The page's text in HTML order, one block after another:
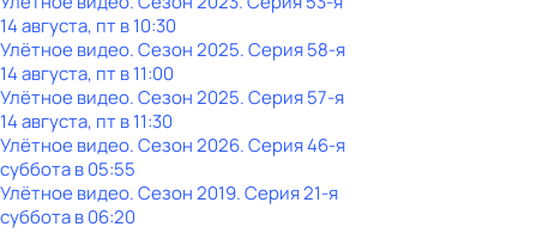
14 августа, пт в 10:30
Улётное видео. Сезон 2025. Серия 58-я
14 августа, пт в 11:00
Улётное видео. Сезон 2025. Серия 57-я
14 августа, пт в 11:30
Улётное видео. Сезон 2026. Серия 46-я
субботав05:55
Улётное видео. Сезон 2019. Серия 21-я
субботав06:20